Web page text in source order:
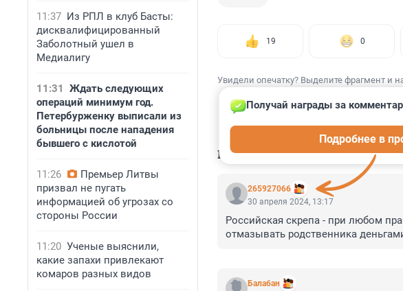
11:37 Из РПЛ в клуб Басты:
дисквалифицированный
Заболотный ушел в
Медиалигу
11:31
Ждать следующих
операций минимум год.
Петербурженку выписали из
больницы после нападения
бывшего с кислотой
11:26
Премьер Литвы
призвал не пугать
информацией об угрозах со
стороны России
11:20 Ученые выяснили,
какие запахи привлекают
комаров разных видов
19 0
Увидели опечатку? Выделите фрагмент и
КОММЕНТАРИИ 13
265927066
Получай награды за
Подробнее в
30 апреля 2024, 13:17
Российская скрепа - при любом
отмазывать родственника
Балабан